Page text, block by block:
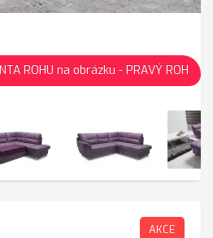
ROHU na obrázku - PRAVÝ ROH
AKCE